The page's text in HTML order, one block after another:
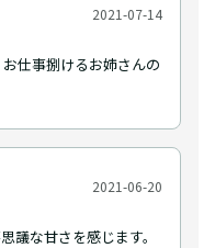
2021-07-14
仕事捌けるお姉さんの
2021-06-20
議な甘さを感じます。